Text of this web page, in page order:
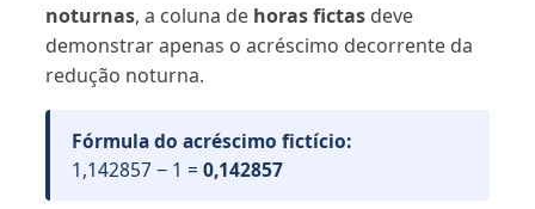
noturnas, a coluna de horas fictas deve
demonstrar apenas o acréscimo decorrente da
redução noturna.
Fórmula do acréscimo fictício:
1,142857 − 1 = 0,142857